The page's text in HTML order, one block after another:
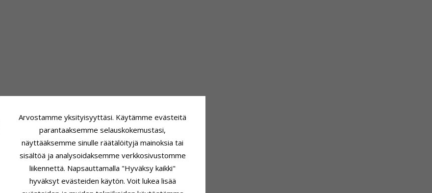
Toimitusaika: 4-5 Arkipäivä
LIITTYVÄT TUOTTEET
Arvostamme yksityisyyttäsi. Käytämme evästeitä
parantaaksemme selauskokemustasi,
näyttääksemme sinulle räätälöityjä mainoksia tai
sisältöä ja analysoidaksemme verkkosivustomme
liikennettä. Napsauttamalla "Hyväksy kaikki"
hyväksyt evästeiden käytön. Voit lukea lisää